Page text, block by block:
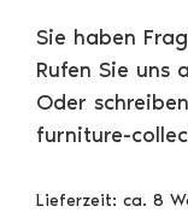
Sie haben
Rufen Sie uns
Oder
furniture-
Lieferzeit: ca. 8